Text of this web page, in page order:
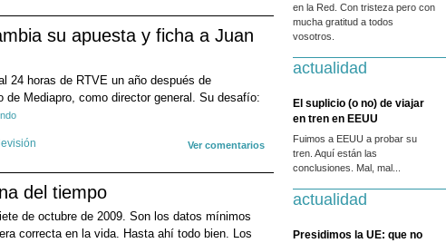
en la Red. Con tristeza pero con
mucha gratitud a todos
vosotros.
actualidad
El suplicio (o no) de viajar
en tren en EEUU
Fuimos a EEUU a probar su
tren. Aquí están las
conclusiones. Mal, mal...
actualidad
Presidimos la UE: que no
su apuesta y ficha a Juan
24 horas de RTVE un año después de
Mediapro, como director general. Su desafío:
Ver comentarios
del tiempo
de octubre de 2009. Son los datos mínimos
correcta en la vida. Hasta ahí todo bien. Los